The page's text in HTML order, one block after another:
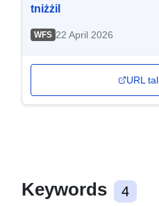
tniżżil
WFS 22 April 2026
URL
Keywords 4